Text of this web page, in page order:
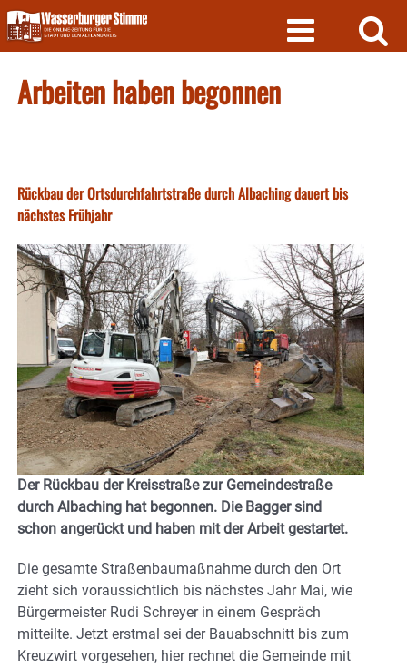
Skip
to
content
Arbeiten haben begonnen
Rückbau der Ortsdurchfahrtstraße durch Albaching dauert bis
nächstes Frühjahr
Der Rückbau der Kreisstraße zur Gemeindestraße
durch Albaching hat begonnen. Die Bagger sind
schon angerückt und haben mit der Arbeit gestartet.
Die gesamte Straßenbaumaßnahme durch den Ort
zieht sich voraussichtlich bis nächstes Jahr Mai, wie
Bürgermeister Rudi Schreyer in einem Gespräch
mitteilte. Jetzt erstmal sei der Bauabschnitt bis zum
Kreuzwirt vorgesehen, hier rechnet die Gemeinde mit